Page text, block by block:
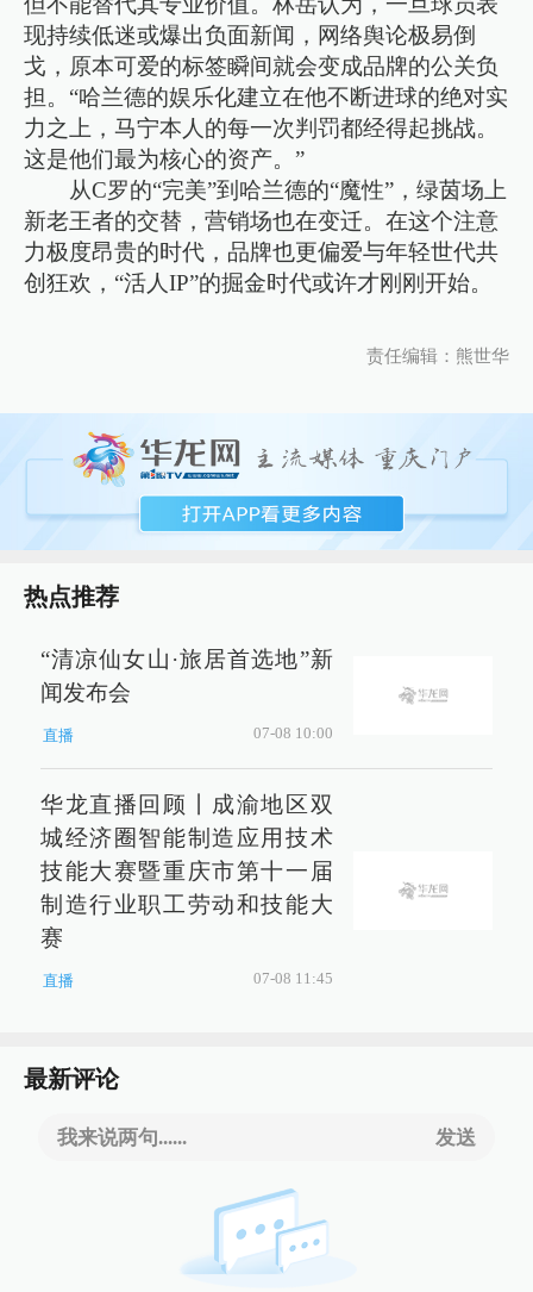
现持续低迷或爆出负面新闻，网络舆论极易倒
戈，原本可爱的标签瞬间就会变成品牌的公关负
担。“哈兰德的娱乐化建立在他不断进球的绝对实
力之上，马宁本人的每一次判罚都经得起挑战。
这是他们最为核心的资产。”
从C罗的“完美”到哈兰德的“魔性”，绿茵场上
新老王者的交替，营销场也在变迁。在这个注意
力极度昂贵的时代，品牌也更偏爱与年轻世代共
创狂欢，“活人IP”的掘金时代或许才刚刚开始。
责任编辑：熊世华
热点推荐
“清凉仙女山·旅居首选地”新
闻发布会
直播 07-08 10:00
华龙直播回顾丨成渝地区双
城经济圈智能制造应用技术
技能大赛暨重庆市第十一届
制造行业职工劳动和技能大
赛
直播 07-08 11:45
最新评论
我来说两句...... 发送